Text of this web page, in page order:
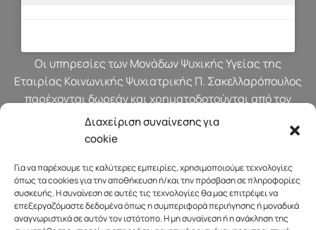
Διαχείριση συναίνεσης για
cookie
Για να παρέχουμε τις καλύτερες εμπειρίες, χρησιμοποιούμε τεχνολογίες
όπως τα cookies για την αποθήκευση ή/και την πρόσβαση σε πληροφορίες
συσκευής. Η συναίνεση σε αυτές τις τεχνολογίες θα μας επιτρέψει να
επεξεργαζόμαστε δεδομένα όπως η συμπεριφορά περιήγησης ή μοναδικά
αναγνωριστικά σε αυτόν τον ιστότοπο. Η μη συναίνεση ή η ανάκληση της
Οι υπηρεσίες των Μονάδων Ψυχικής Υγείας της
Εταιρίας Κοινωνικής Ψυχιατρικής Π. Σακελλαρόπουλος
παρέχονται δωρεάν και χρηματοδοτούνται από τον
προϋπολογισμό του Υπουργείου Υγείας.